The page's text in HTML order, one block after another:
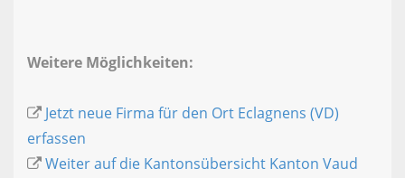
Weitere Möglichkeiten:
Jetzt neue Firma für den Ort Eclagnens (VD)
erfassen
Weiter auf die Kantonsübersicht Kanton Vaud